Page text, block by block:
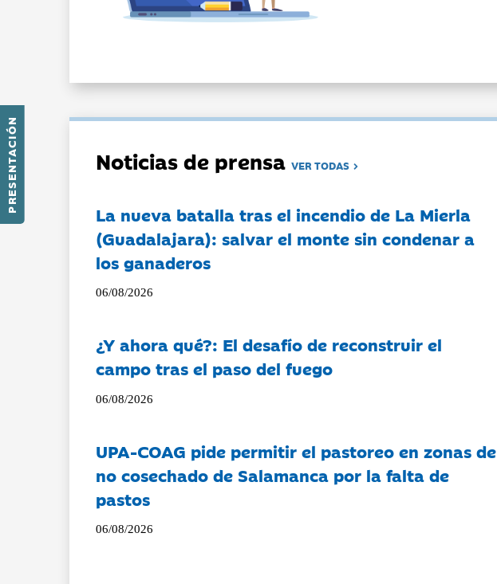
PRESENTACIÓN Noticias de prensaVER TODAS
La nueva batalla tras el incendio de La Mierla
(Guadalajara): salvar el monte sin condenar a
los ganaderos
06/08/2026
¿Y ahora qué?: El desafío de reconstruir el
campo tras el paso del fuego
06/08/2026
UPA-COAG pide permitir el pastoreo en zonas de
no cosechado de Salamanca por la falta de
pastos
06/08/2026